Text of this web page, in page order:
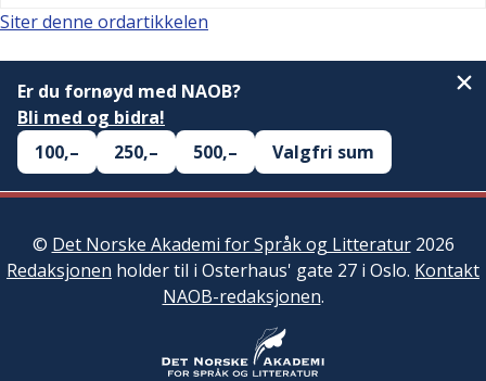
Siter denne ordartikkelen
Er du fornøyd med NAOB?
Bli med og bidra!
100,–
250,– 500,– Valgfri sum
© Det Norske Akademi for Språk og Litteratur2026
Redaksjonen holder til i Osterhaus' gate 27 i Oslo. Kontakt
NAOB-redaksjonen.